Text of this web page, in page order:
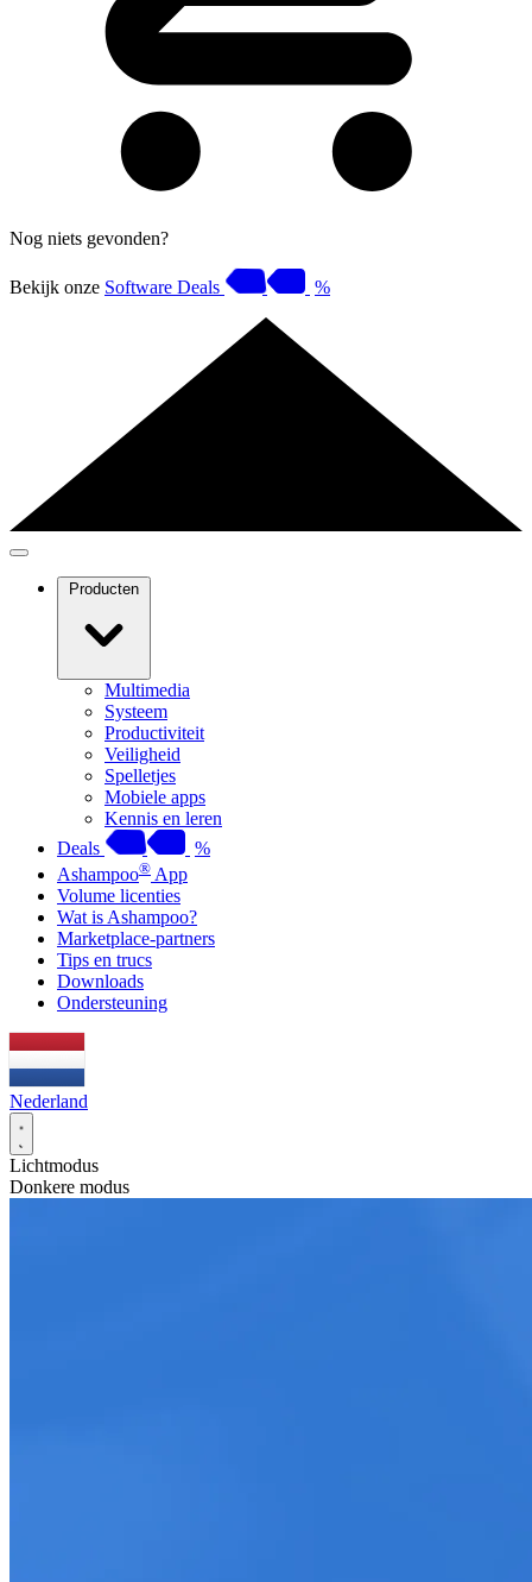
Nog niets gevonden?
Bekijk onze Software Deals %
Producten
Multimedia
Systeem
Productiviteit
Veiligheid
Spelletjes
Mobiele apps
Kennis en leren
Deals
%
Ashampoo® App
Volume licenties
Wat is Ashampoo?
Marketplace-partners
Tips en trucs
Downloads
Ondersteuning
Nederland
Lichtmodus
Donkere modus